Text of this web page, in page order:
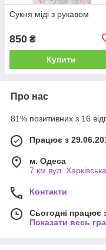
Сукня міді з рукавом
850 ₴
Купити
Про нас
81% позитивних з 16
Працює з
м. Одеса
7 км вул.
Контакти
Сьогодні працює
Показати весь